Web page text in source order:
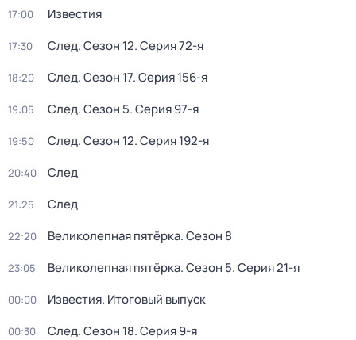
17:00 Известия
17:30 След. Сезон 12. Серия 72-я
18:20 След. Сезон 17. Серия 156-я
19:05 След. Сезон 5. Серия 97-я
19:50 След. Сезон 12. Серия 192-я
20:40 След
21:25 След
22:20 Великолепная пятёрка. Сезон 8
23:05 Великолепная пятёрка. Сезон 5. Серия 21-я
00:00 Известия. Итоговый выпуск
00:30 След. Сезон 18. Серия 9-я